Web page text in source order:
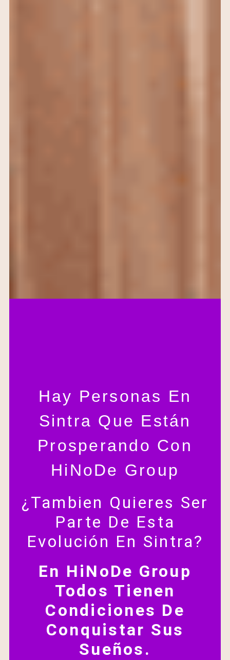
Hay Personas En
Sintra Que Están
Prosperando Con
HiNoDe Group
¿Tambien Quieres Ser
Parte De Esta
Evolución En Sintra?
En HiNoDe Group
Todos Tienen
Condiciones De
Conquistar Sus
Sueños.